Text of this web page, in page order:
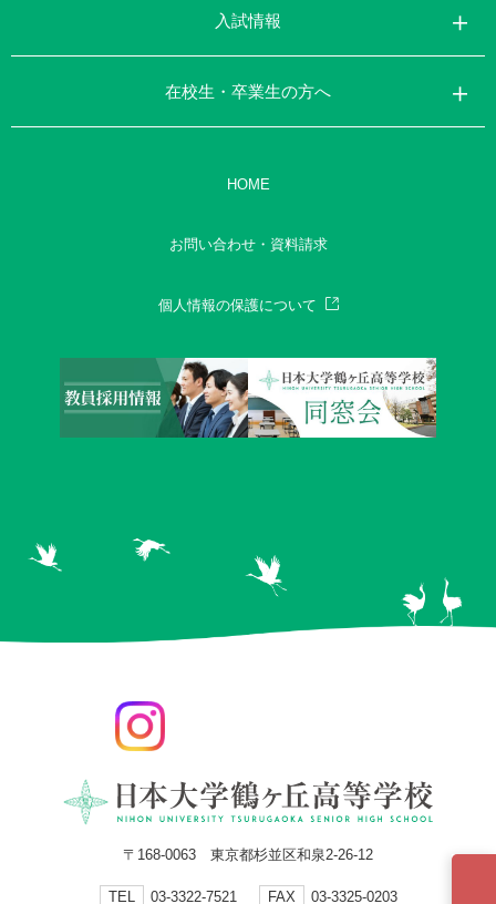
入試情報
在校生・卒業生の方へ
HOME
お問い合わせ・資料請求
個人情報の保護について
〒168-0063 東京都杉並区和泉2-26-12
TEL 03-3322-7521 FAX 03-3325-0203